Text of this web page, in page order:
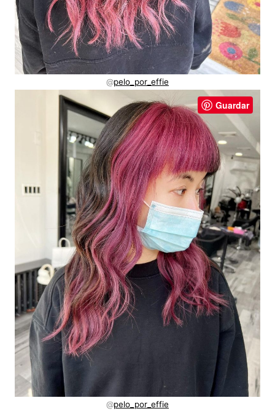
@pelo_por_effie
Guardar
@pelo_por_effie